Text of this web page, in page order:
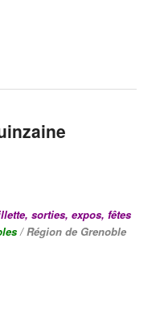
sorties, expos, fêtes
/ Région de Grenoble